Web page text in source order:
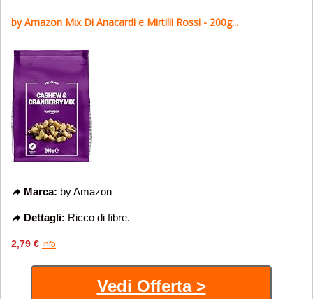
by Amazon Mix Di Anacardi e Mirtilli Rossi - 200g...
Marca: by Amazon
Dettagli: Ricco di fibre.
2,79 € Info
Vedi Offerta >